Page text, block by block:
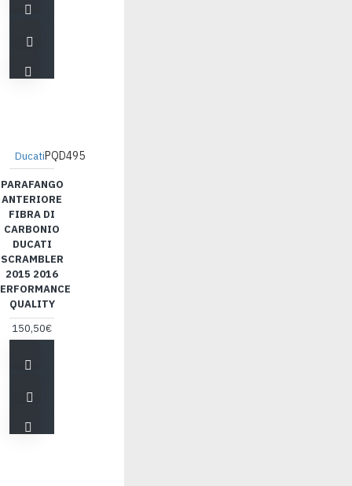
DucatiPQD495
PARAFANGO
ANTERIORE
FIBRA DI
CARBONIO
DUCATI
SCRAMBLER
2015 2016
QUALITY
150,50€